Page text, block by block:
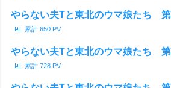
やらない夫Tと東北のウマ娘たち
累計 650 PV
やらない夫Tと東北のウマ娘たち
累計 728 PV